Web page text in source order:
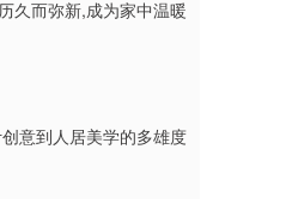
久而弥新,成为家中温暖
意到人居美学的多雄度